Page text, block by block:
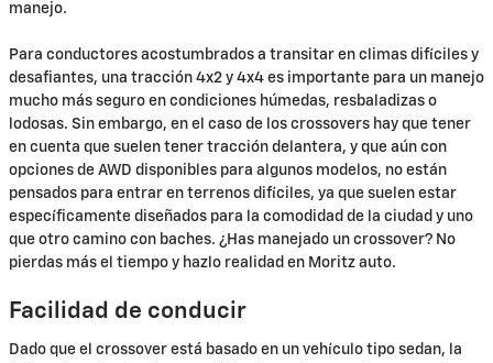
manejo.
Para conductores acostumbrados a transitar en climas difíciles y
desafiantes, una tracción 4x2 y 4x4 es importante para un manejo
mucho más seguro en condiciones húmedas, resbaladizas o
lodosas. Sin embargo, en el caso de los crossovers hay que tener
en cuenta que suelen tener tracción delantera, y que aún con
opciones de AWD disponibles para algunos modelos, no están
pensados para entrar en terrenos difíciles, ya que suelen estar
específicamente diseñados para la comodidad de la ciudad y uno
que otro camino con baches. ¿Has manejado un crossover? No
pierdas más el tiempo y hazlo realidad en Moritz auto.
Facilidad de conducir
Dado que el crossover está basado en un vehículo tipo sedan, la